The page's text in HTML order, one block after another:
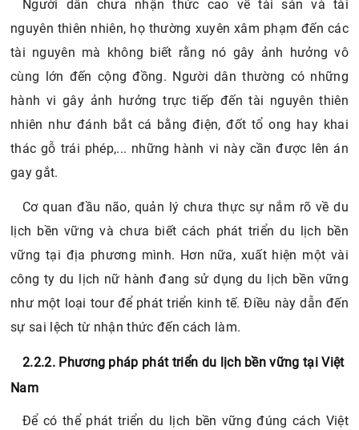
Người dân chưa nhận thức cao về tài sản và tài
nguyên thiên nhiên, họ thường xuyên xâm phạm đến các
tài nguyên mà không biết rằng nó gây ảnh hưởng vô
cùng lớn đến cộng đồng. Người dân thường có những
hành vi gây ảnh hưởng trực tiếp đến tài nguyên thiên
nhiên như đánh bắt cá bằng điện, đốt tổ ong hay khai
thác gỗ trái phép,... những hành vi này cần được lên án
gay gắt.
Cơ quan đầu não, quản lý chưa thực sự nắm rõ về du
lịch bền vững và chưa biết cách phát triển du lịch bền
vững tại địa phương mình. Hơn nữa, xuất hiện một vài
công ty du lịch nữ hành đang sử dụng du lịch bền vững
như một loại tour để phát triển kinh tế. Điều này dẫn đến
sự sai lệch từ nhận thức đến cách làm.
2.2.2. Phương pháp phát triển du lịch bền vững tại Việt
Nam
Để có thể phát triển du lịch bền vững đúng cách Việt